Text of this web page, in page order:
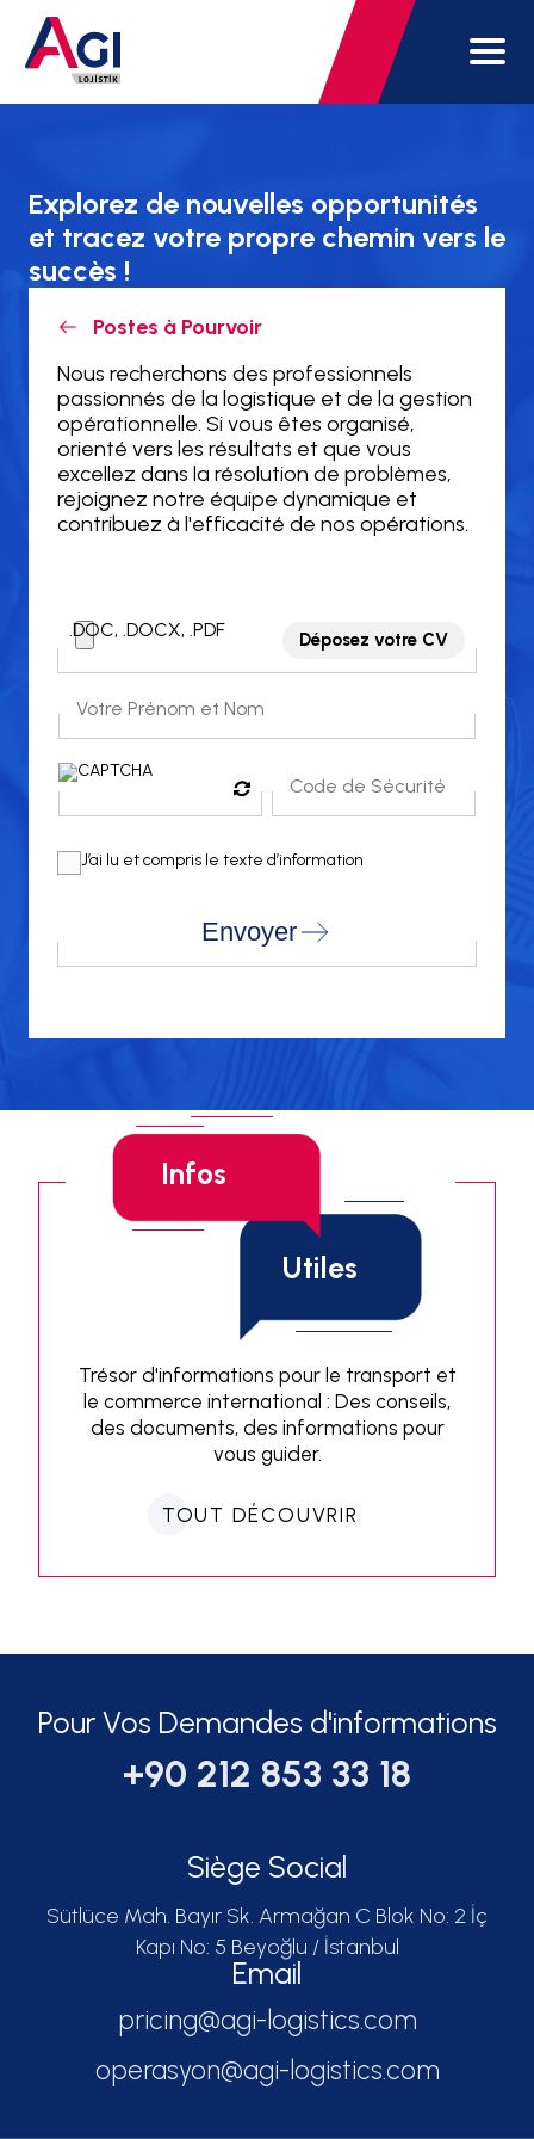
Explorez de nouvelles opportunités
et tracez votre propre chemin vers le
succès !
Postes à Pourvoir
Nous recherchons des professionnels
passionnés de la logistique et de la gestion
opérationnelle. Si vous êtes organisé,
orienté vers les résultats et que vous
excellez dans la résolution de problèmes,
rejoignez notre équipe dynamique et
contribuez à l'efficacité de nos opérations.
.DOC, .DOCX, .PDF Déposez votre CV
J’ai lu et compris le texte d’information
Infos
Utiles
Trésor d'informations pour le transport et
le commerce international : Des conseils,
des documents, des informations pour
vous guider.
TOUT DÉCOUVRIR
Pour Vos Demandes d'informations
+90 212 853 33 18
Siège Social
Sütlüce Mah. Bayır Sk. Armağan C Blok No: 2 İç
Kapı No: 5 Beyoğlu / İstanbul
Email
pricing@agi-logistics.com
operasyon@agi-logistics.com